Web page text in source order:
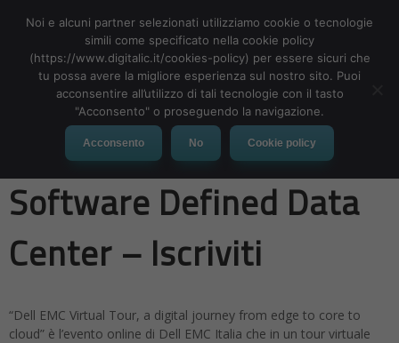
MENU
Dell EMC Virtual Tour /
Software Defined Data
Center – Iscriviti
“Dell EMC Virtual Tour, a digital journey from edge to core to
cloud” è l’evento online di Dell EMC Italia che in un tour virtuale
Noi e alcuni partner selezionati utilizziamo cookie o tecnologie
simili come specificato nella cookie policy
(https://www.digitalic.it/cookies-policy) per essere sicuri che
tu possa avere la migliore esperienza sul nostro sito. Puoi
acconsentire all’utilizzo di tali tecnologie con il tasto
"Acconsento" o proseguendo la navigazione.
Acconsento No Cookie policy